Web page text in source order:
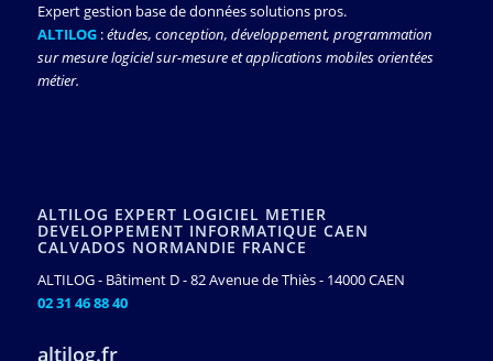
Expert gestion base de données solutions pros.
ALTILOG:études, conception, développement, programmation
sur mesure logiciel sur-mesure et applications mobiles orientées
métier.
ALTILOG EXPERT LOGICIEL METIER
DEVELOPPEMENT INFORMATIQUE CAEN
CALVADOS NORMANDIE FRANCE
ALTILOG - Bâtiment D - 82 Avenue de Thiès - 14000 CAEN
02 31 46 88 40
altilog.fr